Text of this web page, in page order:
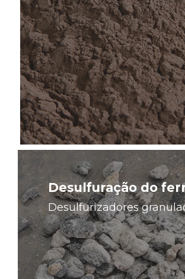
Desulfuração do
Desulfurizadores
Saiba